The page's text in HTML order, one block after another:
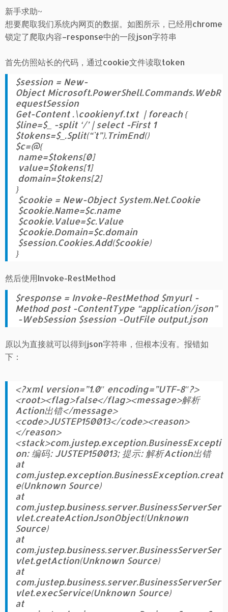
新手求助~
想要爬取我们系统内网页的数据。如图所示，已经用chrome
锁定了爬取内容–response中的一段json字符串
首先仿照站长的代码，通过cookie文件读取token
$session = New-
Object Microsoft.PowerShell.Commands.WebR
equestSession
Get-Content .\cookienyf.txt | foreach {
$line=$_ -split ‘/’ | select -First 1
$tokens=$_.Split(“`t”).TrimEnd()
$c=@{
name=$tokens[0]
value=$tokens[1]
domain=$tokens[2]
}
$cookie = New-Object System.Net.Cookie
$cookie.Name=$c.name
$cookie.Value=$c.Value
$cookie.Domain=$c.domain
$session.Cookies.Add($cookie)
}
然后使用Invoke-RestMethod
$response = Invoke-RestMethod $myurl -
Method post -ContentType “application/json”
-WebSession $session -OutFile output.json
原以为直接就可以得到json字符串，但根本没有。报错如
下：
<?xml version=”1.0″ encoding=”UTF-8″?>
<root><flag>false</flag><message>解析
Action出错</message>
<code>JUSTEP150013</code><reason>
</reason>
<stack>com.justep.exception.BusinessExcepti
on: 编码: JUSTEP150013; 提示: 解析Action出错
at
com.justep.exception.BusinessException.creat
e(Unknown Source)
at
com.justep.business.server.BusinessServerSer
vlet.createActionJsonObject(Unknown
Source)
at
com.justep.business.server.BusinessServerSer
vlet.getAction(Unknown Source)
at
com.justep.business.server.BusinessServerSer
vlet.execService(Unknown Source)
at